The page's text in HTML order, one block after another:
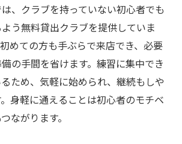
ゴルフ場で練習し放題
業のインドアゴルフスクールで好
練習
プランが魅力の藤沢駅近くゴルフ
も夜間や早朝に安心して通える環
、クラブを持っていない初心者でも
う無料貸出クラブを提供していま
めての方も手ぶらで来店でき、必要
の手間を省けます。練習に集中でき
ため、気軽に始められ、継続もしや
身軽に通えることは初心者のモチベ
ながります。